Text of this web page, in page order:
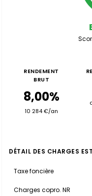
RENDEMENT
BRUT
8,00%
10 284 €/an
DÉTAIL DES CHARGES
Taxe foncière
Charges copro. NR